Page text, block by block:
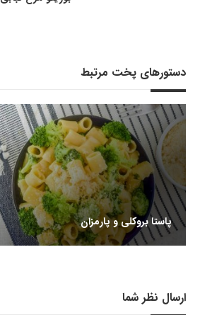
دستورهای پخت مرتبط
پاستا بروکلی و پارمزان
ارسال نظر شما